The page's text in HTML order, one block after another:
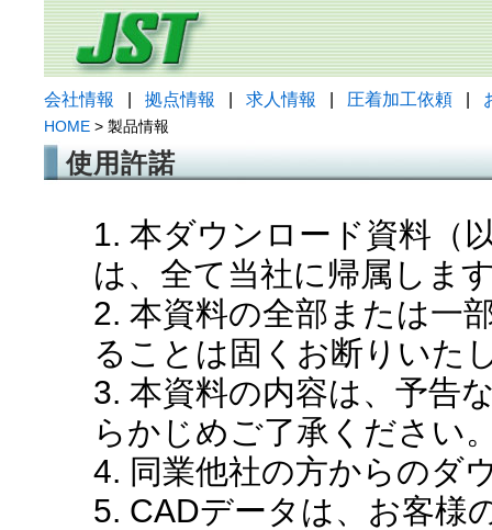
会社情報 拠点情報 求人情報 圧着加工依頼
HOME > 製品情報
使用許諾
1. 本ダウンロード資料（
は、全て当社に帰属しま
2. 本資料の全部または一
ることは固くお断りいた
3. 本資料の内容は、予告
らかじめご了承ください
4. 同業他社の方からのダ
5. CADデータは、お客様